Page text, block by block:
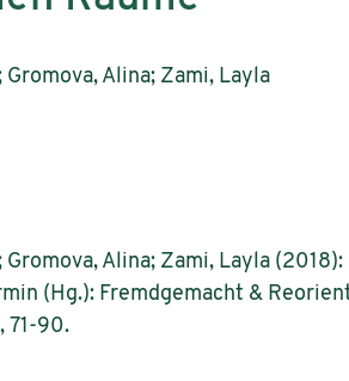
Gromova, Alina; Zami, Layla
Gromova, Alina; Zami, Layla
(Hg.): Fremdgemacht &
71-90.